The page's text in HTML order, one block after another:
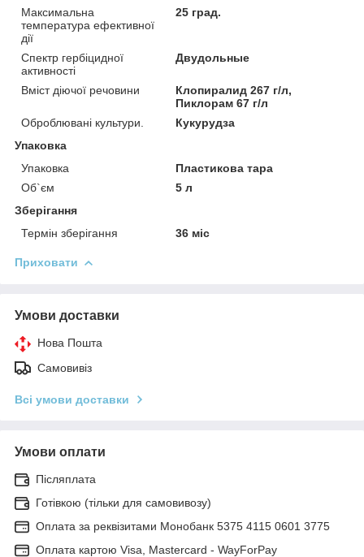
Максимальна
температура ефективної
дії
25 град.
Спектр гербіцидної
активності
Двудольные
Вміст діючої речовини
Клопиралид 267 г/л,
Пиклорам 67 г/л
Оброблювані культури.
Кукурудза
Упаковка
Упаковка
Пластикова тара
Об`єм
5 л
Зберігання
Термін зберігання
36 міс
Приховати
Умови доставки
Нова Пошта
Самовивіз
Всі умови доставки
Умови оплати
Післяплата
Готівкою (тільки для самовивозу)
Оплата за реквізитами Монобанк 5375 4115 0601 3775
Оплата картою Visa, Mastercard - WayForPay